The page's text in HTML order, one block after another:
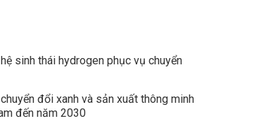
sinh thái hydrogen phục vụ chuyển
đổi xanh và sản xuất thông minh
đến năm 2030